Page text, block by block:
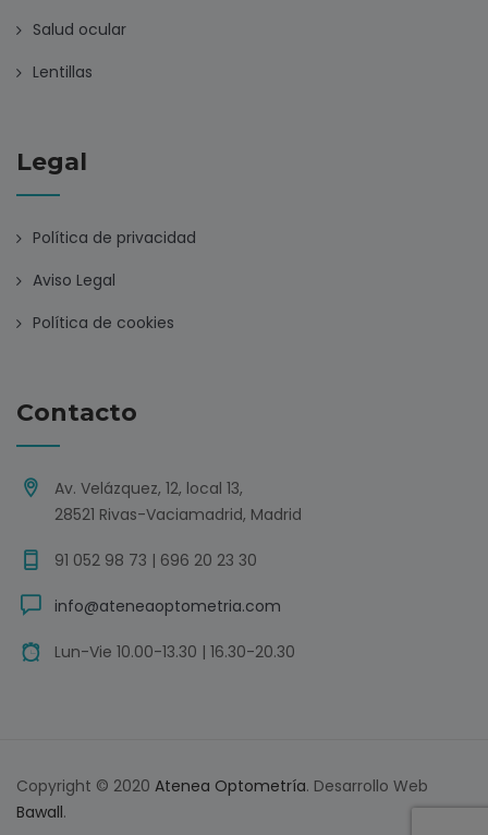
Salud ocular
Lentillas
Legal
Política de privacidad
Aviso Legal
Política de cookies
Contacto
Av. Velázquez, 12, local 13,
28521 Rivas-Vaciamadrid, Madrid
91 052 98 73 | 696 20 23 30
info@ateneaoptometria.com
Lun-Vie 10.00-13.30 | 16.30-20.30
Copyright © 2020 Atenea Optometría. Desarrollo Web
Bawall.